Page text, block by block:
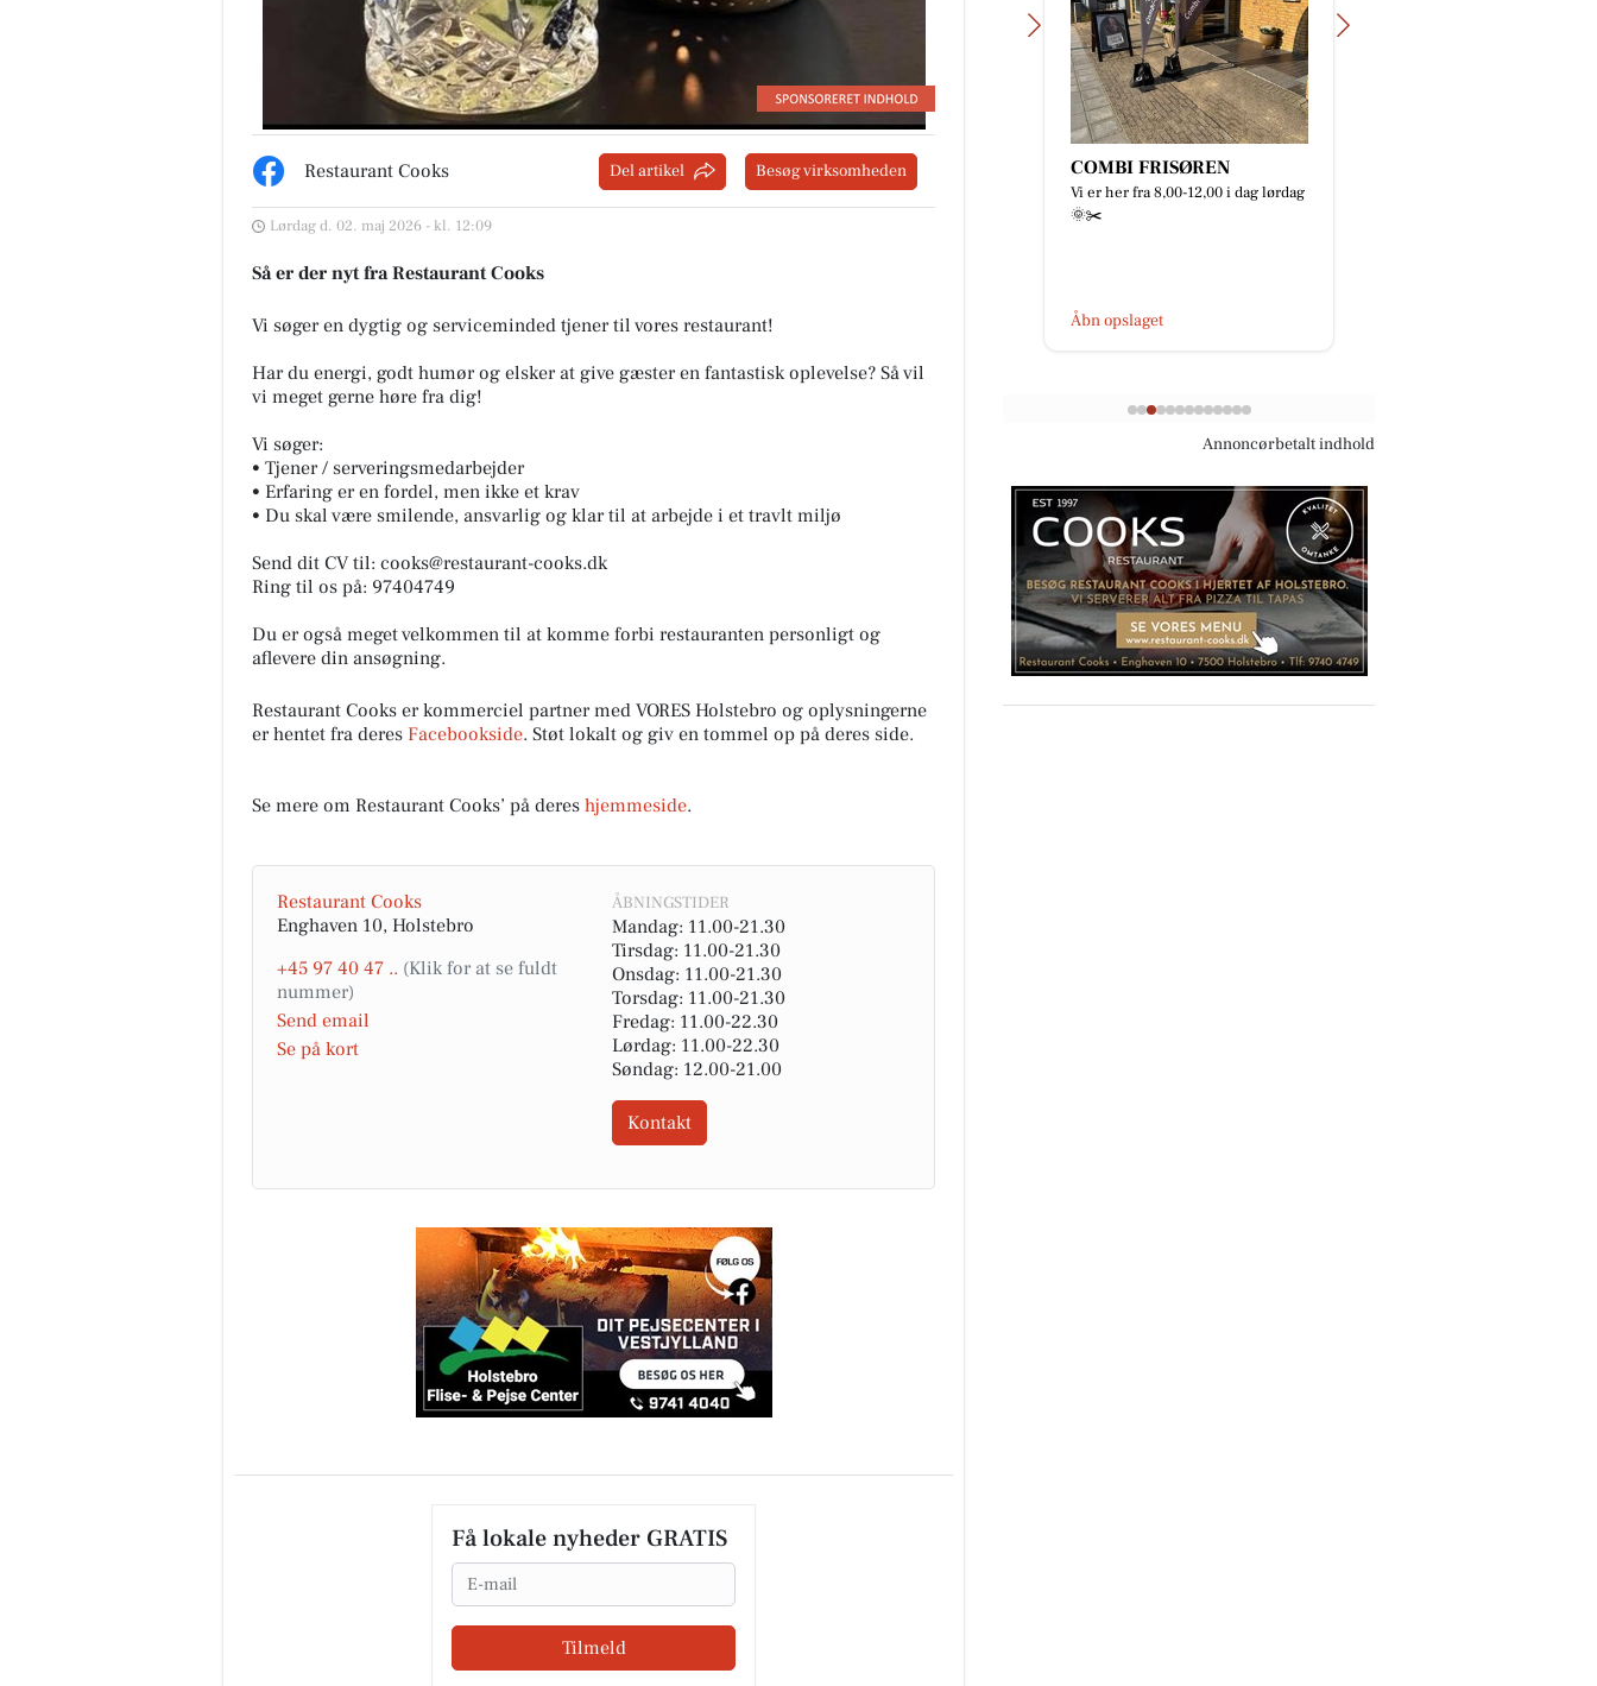
Restaurant Cooks Del artikel Besøg virksomheden
Lørdag d. 02. maj 2026 - kl. 12:09
Så er der nyt fra Restaurant Cooks
Vi søger en dygtig og serviceminded tjener til vores restaurant!
Har du energi, godt humør og elsker at give gæster en fantastisk oplevelse? Så vil
vi meget gerne høre fra dig!
Vi søger:
• Tjener / serveringsmedarbejder
• Erfaring er en fordel, men ikke et krav
• Du skal være smilende, ansvarlig og klar til at arbejde i et travlt miljø
Send dit CV til: cooks@restaurant-cooks.dk
Ring til os på: 97404749
Du er også meget velkommen til at komme forbi restauranten personligt og
aflevere din ansøgning.
Restaurant Cooks er kommerciel partner med VORES Holstebro og oplysningerne
er hentet fra deres Facebookside. Støt lokalt og giv en tommel op på deres side.
Se mere om Restaurant Cooks’ på deres hjemmeside.
Restaurant Cooks
Enghaven 10, Holstebro
+45 97 40 47 ..
Send email
Se på kort
ÅBNINGSTIDER
Mandag: 11.00-21.30
Tirsdag: 11.00-21.30
Onsdag: 11.00-21.30
Torsdag: 11.00-21.30
Fredag: 11.00-22.30
Lørdag: 11.00-22.30
Søndag: 12.00-21.00
Kontakt
Få lokale nyheder GRATIS
Email
Tilmeld
Møblér med Kumo
Mere komfort? Det kan du tilvælge
sofa, så den passer til både stuen
og hverdagen - med muli...
Åbn opslaget
Kumo Outlet
Ugens nyeste skarpe tilbud fra
Åbn opslaget
COMBI FRISØREN
Vi er her fra 8,00-12,00 i dag lørdag
🌞✂️
Åbn opslaget
Annoncørbetalt indhold